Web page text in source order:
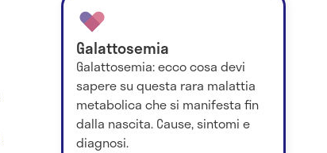
Galattosemia
Galattosemia: ecco cosa devi
sapere su questa rara malattia
metabolica che si manifesta fin
dalla nascita. Cause, sintomi e
diagnosi.